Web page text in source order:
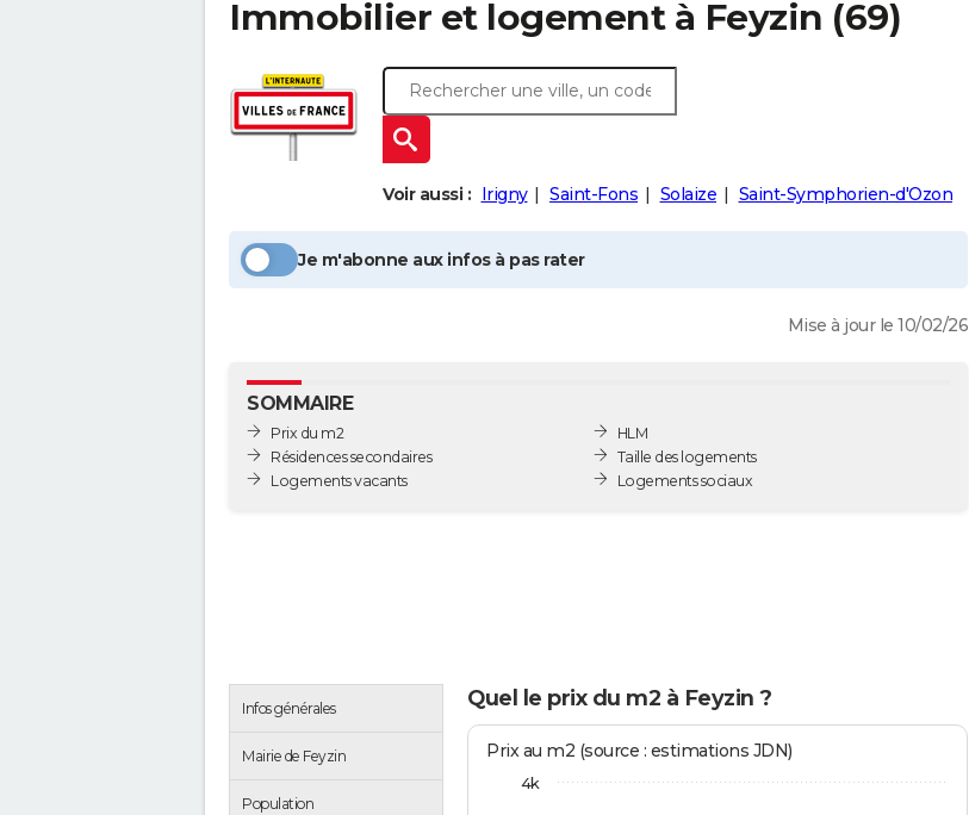
Immobilier et logement à Feyzin (69)
Voir aussi : Irigny Saint-Fons Solaize Saint-Symphorien-d'Ozon
Je m'abonne aux infos à pas rater
Mise à jour le 10/02/26
SOMMAIRE
Prix du m2
Résidences secondaires
Logements vacants
HLM
Taille des logements
Logements sociaux
Infos générales
Mairie de Feyzin
Population
Quel le prix du m2 à Feyzin ?
Prix au m2 (source : estimations JDN)
4k